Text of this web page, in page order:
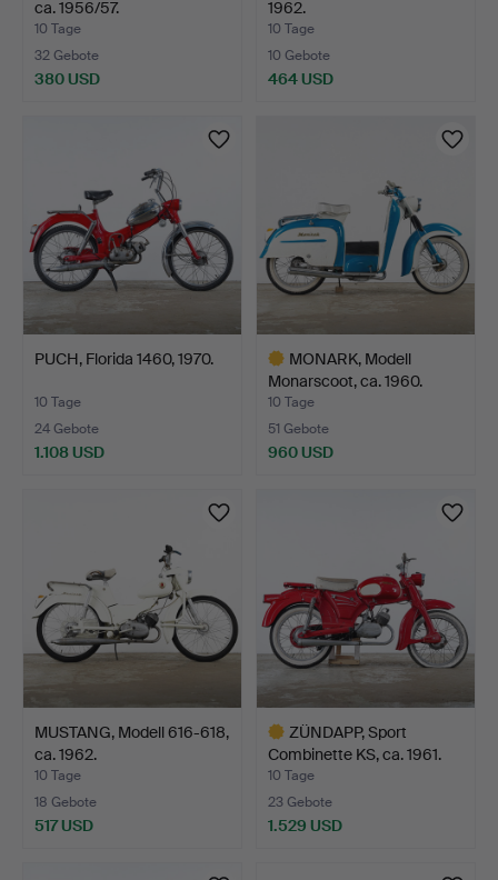
ca. 1956/57.
10 Tage
32 Gebote
380 USD
1962.
10 Tage
10 Gebote
464 USD
PUCH, Florida 1460, 1970.
10 Tage
24 Gebote
1.108 USD
MONARK, Modell
Monarscoot, ca. 1960.
10 Tage
51 Gebote
960 USD
MUSTANG, Modell 616-618,
ca. 1962.
10 Tage
18 Gebote
517 USD
ZÜNDAPP, Sport
Combinette KS, ca. 1961.
10 Tage
23 Gebote
1.529 USD